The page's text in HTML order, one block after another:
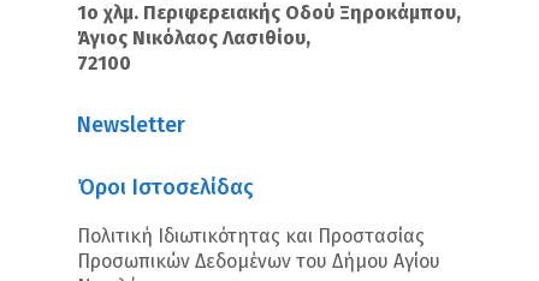
1ο χλμ. Περιφερειακής Οδού Ξηροκάμπου,
Άγιος Νικόλαος Λασιθίου,
72100
Newsletter
Όροι Ιστοσελίδας
Πολιτική Ιδιωτικότητας και Προστασίας
Προσωπικών Δεδομένων του Δήμου Αγίου